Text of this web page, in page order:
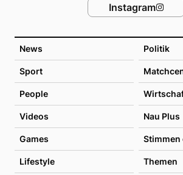
News Politik
Sport
People
Videos Nau Plus
Games Stimmen
Lifestyle Themen
Instagram